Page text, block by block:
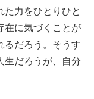
た力をひとりひと
在に気づくことが
るだろう。そうす
生だろうが、自分